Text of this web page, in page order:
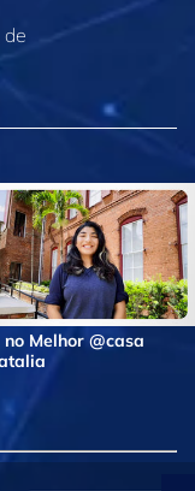
de
Melhor @casa